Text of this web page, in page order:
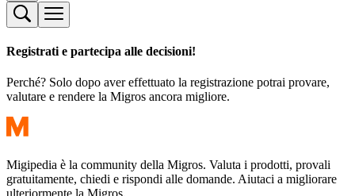
Registrati e partecipa alle decisioni!
Perché? Solo dopo aver effettuato la registrazione potrai provare,
valutare e rendere la Migros ancora migliore.
Migipedia è la community della Migros. Valuta i prodotti, provali
gratuitamente, chiedi e rispondi alle domande. Aiutaci a migliorare